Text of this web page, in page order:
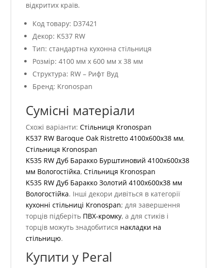
відкритих країв.
Код товару: D37421
Декор: K537 RW
Тип: стандартна кухонна стільниця
Розмір: 4100 мм x 600 мм x 38 мм
Структура: RW – Рифт Вуд
Бренд: Kronospan
Сумісні матеріали
Схожі варіанти:Стільниця Kronospan
K537 RW Baroque Oak Ristretto 4100x600x38 мм,
Стільниця Kronospan
K535 RW Дуб Баракко Бурштиновий 4100x600x38
мм Вологостійка,Стільниця Kronospan
K535 RW Дуб Баракко Золотий 4100x600x38 мм
Вологостійка. Інші декори дивіться в категорії
кухонні стільниці Kronospan; для завершення
торців підберіть ПВХ-кромку, а для стиків і
торців можуть знадобитися накладки на
стільницю.
Купити у Peral